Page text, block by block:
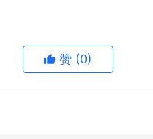
赞 (0)